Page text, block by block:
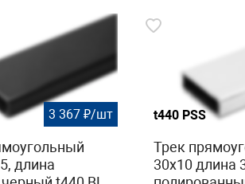
3 367 ₽/шт
длина
t440 PSS
Трек
30х10 длина